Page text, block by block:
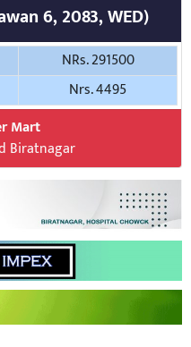
6, 2083, WED)
NRs. 291500
Nrs. 4495
Mart
Biratnagar